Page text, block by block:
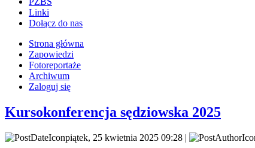
Linki
Dołącz do nas
Strona główna
Zapowiedzi
Fotoreportaże
Archiwum
Zaloguj się
Kursokonferencja sędziowska 2025
piątek, 25 kwietnia 2025 09:28 |